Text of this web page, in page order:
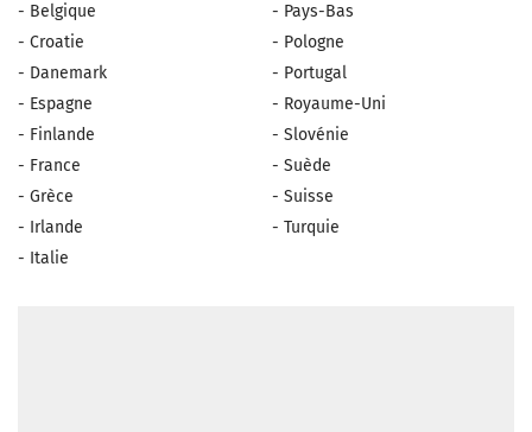
- Belgique
- Croatie
- Danemark
- Espagne
- Finlande
- France
- Grèce
- Irlande
- Italie
- Pays-Bas
- Pologne
- Portugal
- Royaume-Uni
- Slovénie
- Suède
- Suisse
- Turquie